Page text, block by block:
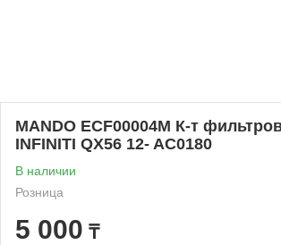
MANDO ECF00004M К-т
INFINITI QX56 12- AC0180
В наличии
Розница
5 000 ₸